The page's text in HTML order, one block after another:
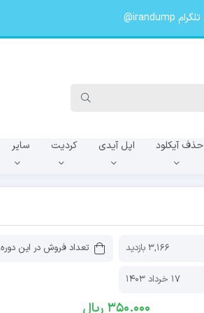
حذف آیکلود اپل آیدی کردیت سایر
3,166 بازدید تعداد فروش در این دوره
17 خرداد 1403
350.000 ریال